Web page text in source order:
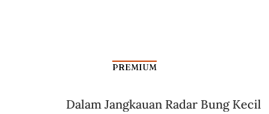
PREMIUM
Dalam Jangkauan Radar Bung Kecil